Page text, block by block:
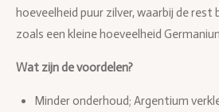
hoeveelheid puur zilver, waarbij de
zoals een kleine hoeveelheid
Wat zijn de voordelen?
Minder onderhoud; Argentium